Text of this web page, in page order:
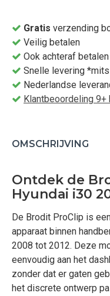
Gratis verzending
Veilig betalen
Ook achteraf betalen
Snelle levering
Nederlandse
Klantbeoordeling 9+
OMSCHRIJVING
Ontdek de
Hyundai i30
De Brodit ProClip is
apparaat binnen
2008 tot 2012. Deze
eenvoudig aan het
zonder dat er gaten
het discrete ontwerp